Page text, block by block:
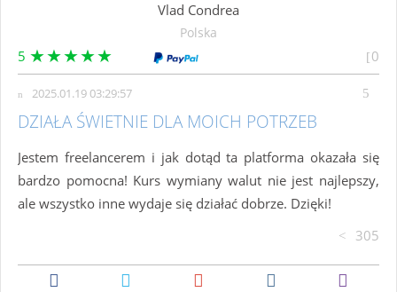
Vlad Condrea
Polska
5 0
2025.01.19 03:29:57
DZIAŁA ŚWIETNIE DLA MOICH POTRZEB
Jestem freelancerem i jak dotąd ta platforma okazała się
bardzo pomocna! Kurs wymiany walut nie jest najlepszy,
ale wszystko inne wydaje się działać dobrze. Dzięki!
305